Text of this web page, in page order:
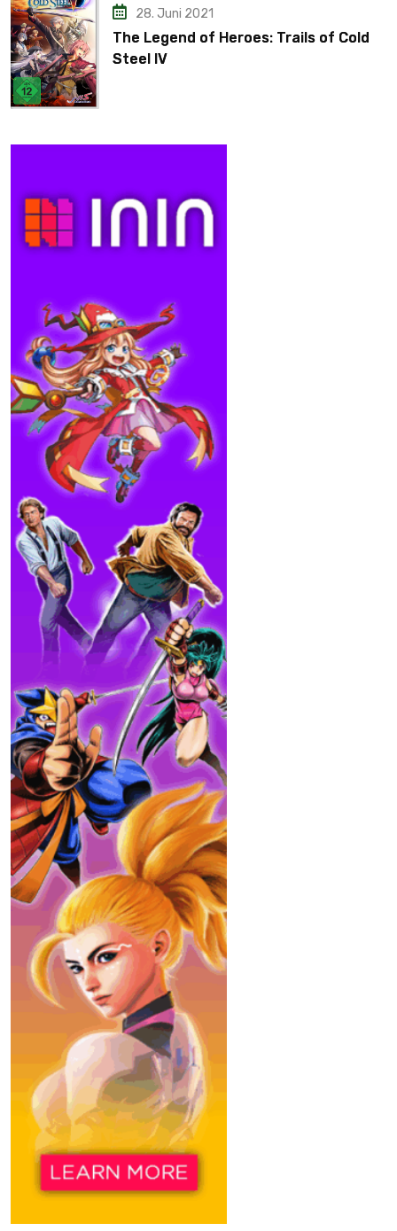
28. Juni 2021
The Legend of Heroes: Trails of Cold
Steel IV